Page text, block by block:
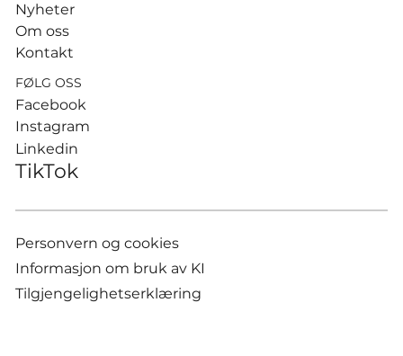
Nyheter
Om oss
Kontakt
FØLG OSS
Facebook
Instagram
Linkedin
TikTok
Personvern og cookies
Informasjon om bruk av KI
Tilgjengelighetserklæring